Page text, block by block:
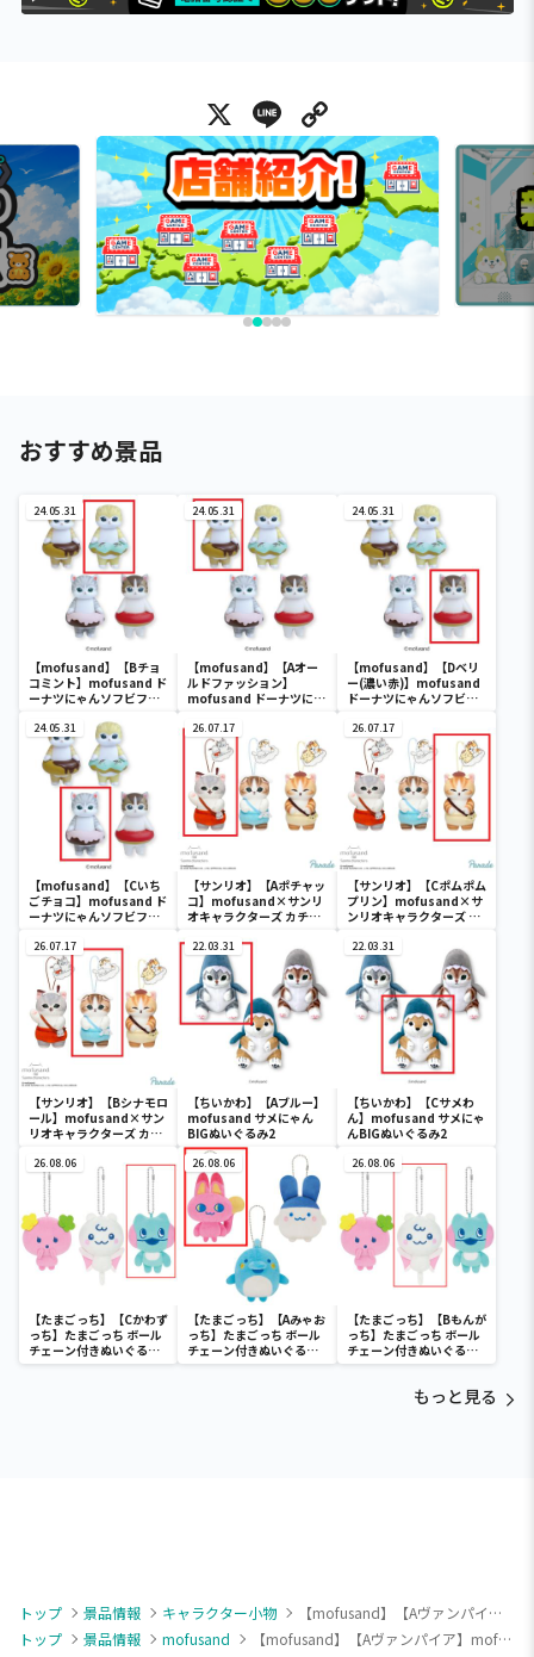
X Line
おすすめ景品
24.05.31
【mofusand】【Bチョ
コミント】mofusand ド
ーナツにゃんソフビフィ
24.05.31
【mofusand】【Aオー
ルドファッション】
mofusand ドーナツにゃ
24.05.31
【mofusand】【Dベリ
ー(濃い赤)】mofusand
ドーナツにゃんソフビフ
24.05.31
【mofusand】【Cいち
ごチョコ】mofusand ド
ーナツにゃんソフビフィ
26.07.17
【サンリオ】【Aポチャッ
コ】mofusand×サンリ
オキャラクターズ カチュ
26.07.17
【サンリオ】【Cポムポム
プリン】mofusand×サ
ンリオキャラクターズ カ
26.07.17
【サンリオ】【Bシナモロ
ール】mofusand×サン
リオキャラクターズ カチ
22.03.31
【ちいかわ】【Aブルー】
mofusand サメにゃん
BIGぬいぐるみ2
22.03.31
【ちいかわ】【Cサメわ
ん】mofusand サメにゃ
んBIGぬいぐるみ2
26.08.06
【たまごっち】【Cかわず
っち】たまごっち ボール
チェーン付きぬいぐるみ
～Tamagotchi
26.08.06
【たまごっち】【Aみゃお
っち】たまごっち ボール
チェーン付きぬいぐるみ
～Tamagotchi
26.08.06
【たまごっち】【Bもんが
っち】たまごっち ボール
チェーン付きぬいぐるみ
～Tamagotchi
もっと見る
トップ 景品情報 キャラクター小物
【mofusand】【Aヴァンパイア】mofusand ハロウィンマスコット
トップ
景品情報 mofusand 【mofusand】【Aヴァンパイア】mofusand ハロウィンマスコット